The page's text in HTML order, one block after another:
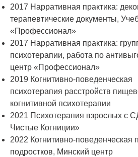
2017 Нарративная практика:
терапевтические документы,
«Профессионал»
2017 Нарративная практика:
психотерапии, работа по
центр «Профессионал»
2019 Когнитивно-поведенческая
психотерапия расстройств
когнитивной психотерапии
2021 Психотерапия взрослых с
Чистые Когниции»
2022 Когнитивно-поведенческая
подростков, Минский центр